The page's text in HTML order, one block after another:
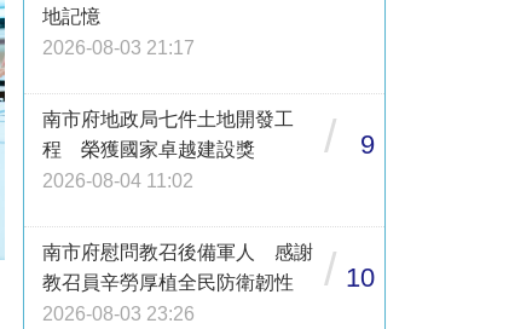
地記憶
2026-08-03 21:17
南市府地政局七件土地開發工
程 榮獲國家卓越建設獎
2026-08-04 11:02
/ 9
南市府慰問教召後備軍人 感謝
教召員辛勞厚植全民防衛韌性
2026-08-03 23:26
/ 10